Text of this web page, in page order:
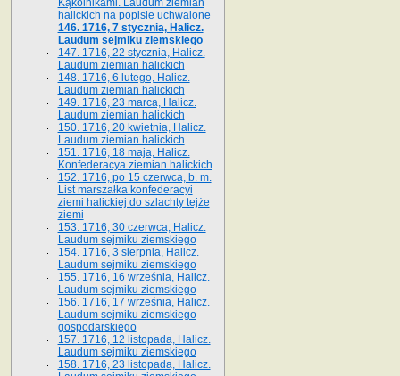
Kąkolnikami. Laudum ziemian
halickich na popisie uchwalone
146. 1716, 7 stycznia, Halicz.
Laudum sejmiku ziemskiego
147. 1716, 22 stycznia, Halicz.
Laudum ziemian halickich
148. 1716, 6 lutego, Halicz.
Laudum ziemian halickich
149. 1716, 23 marca, Halicz.
Laudum ziemian halickich
150. 1716, 20 kwietnia, Halicz.
Laudum ziemian halickich
151. 1716, 18 maja, Halicz.
Konfederacya ziemian halickich
152. 1716, po 15 czerwca, b. m.
List marszałka konfederacyi
ziemi halickiej do szlachty tejże
ziemi
153. 1716, 30 czerwca, Halicz.
Laudum sejmiku ziemskiego
154. 1716, 3 sierpnia, Halicz.
Laudum sejmiku ziemskiego
155. 1716, 16 września, Halicz.
Laudum sejmiku ziemskiego
156. 1716, 17 września, Halicz.
Laudum sejmiku ziemskiego
gospodarskiego
157. 1716, 12 listopada, Halicz.
Laudum sejmiku ziemskiego
158. 1716, 23 listopada, Halicz.